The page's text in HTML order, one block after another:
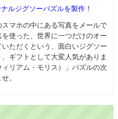
マホの中にある写真をメールで
使った、世界に一つだけのオー
ただくという、面白いジグソー
ギフトとして大変人気がありま
リアム・モリス）」パズルの次
。